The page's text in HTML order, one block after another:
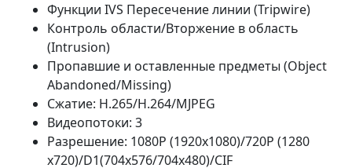
Функции IVS Пересечение линии (Tripwire)
Контроль области/Вторжение в область
(Intrusion)
Пропавшие и оставленные предметы (Object
Abandoned/Missing)
Сжатие: H.265/H.264/MJPEG
Видеопотоки: 3
Разрешение: 1080P (1920x1080)/720P (1280
x720)/D1(704x576/704x480)/CIF